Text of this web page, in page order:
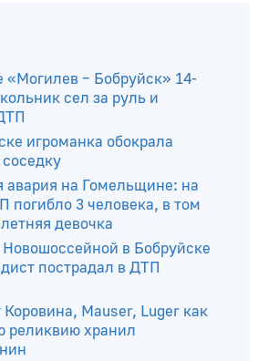
«Могилев – Бобруйск» 14-
сел за руль и
игроманка обокрала
авария на Гомельщине: на
погибло 3 человека, в том
девочка
в Бобруйске
пострадал в ДТП
Коровина, Mauser, Luger как
реликвию хранил